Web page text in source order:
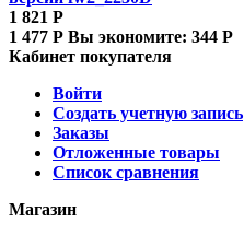
1 821 Р
1 477 Р Вы экономите: 344 Р
Кабинет покупателя
Войти
Создать учетную запись
Заказы
Отложенные товары
Список сравнения
Магазин